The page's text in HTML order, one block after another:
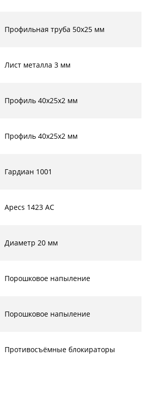
Профильная труба 50х25 мм
Лист металла 3 мм
Профиль 40х25х2 мм
Профиль 40х25х2 мм
Гардиан 1001
Apecs 1423 AC
Диаметр 20 мм
Порошковое напыление
Порошковое напыление
Противосъёмные блокираторы